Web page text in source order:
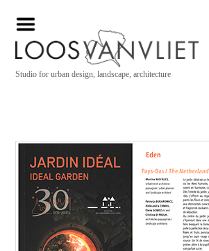
Studio for urban design, landscape, architecture